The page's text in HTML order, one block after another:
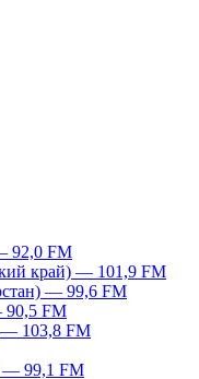
92,0 FM
край) — 101,9 FM
— 99,6 FM
90,5 FM
— 103,8 FM
— 99,1 FM